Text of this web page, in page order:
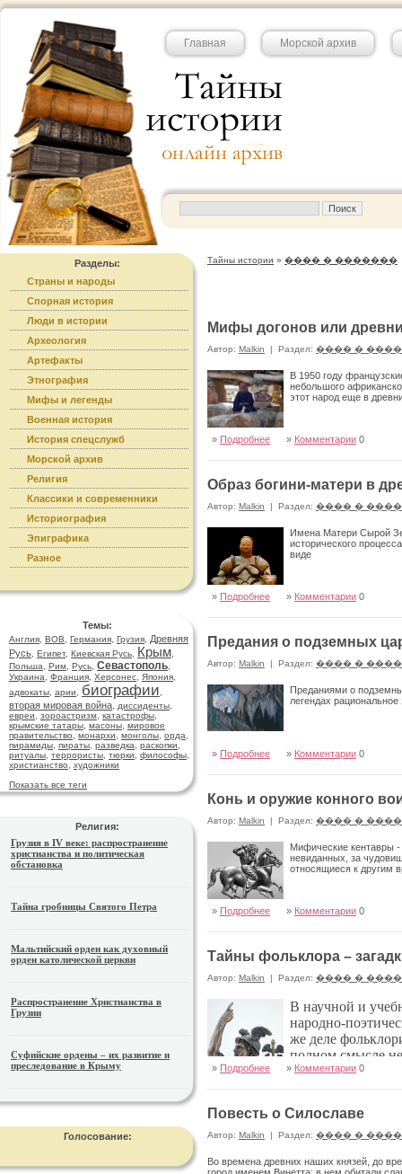
Главная Морской архив
Разделы:
Страны и народы
Спорная история
Люди в истории
Археология
Артефакты
Этнография
Мифы и легенды
Военная история
История спецслужб
Морской архив
Религия
Классики и современники
Историография
Эпиграфика
Разное
Темы:
Англия ВОВ Германия Грузия
Древняя
Русь Египет, Киевская Русь Крым
Польша
Рим Русь Севастополь
Украина
Франция Херсонес Япония
адвокаты арии биографии
вторая мировая война диссиденты
евреи
зороастризм катастрофы
крымские татары масоны мировое
правительство
монархи монголы орда
пирамиды пираты разведка раскопки
ритуалы террористы тюрки философы
христианство
художники
Показать все теги
Религия:
Грузия в IV веке: распространение
христианства и политическая
обстановка
Тайна гробницы Святого Петра
Мальтийский орден как духовный
орден католической церкви
Распространение Христианства в
Грузии
Суфийские ордены – их развитие и
преследование в Крыму
Голосование:
Тайны истории » ���� � �������
Мифы догонов или
Автор: Malkin | Раздел: ���� �
В 1950 году
небольшого
этот народ еще в
» Подробнее » Комментарии 0
Образ богини-матери в
Автор: Malkin | Раздел: ���� �
Имена Матери Сырой
исторического
виде
» Подробнее » Комментарии 0
Предания о подземных
Автор: Malkin | Раздел: ���� �
Преданиями о
легендах
» Подробнее » Комментарии 0
Конь и оружие конного
Автор: Malkin | Раздел: ���� �
Мифические кентавры -
невиданных, за
относящиеся к другим
» Подробнее » Комментарии 0
Тайны фольклора –
Автор: Malkin | Раздел: ���� �
В научной и
народно-
же деле
полном смысле
передачи
» Подробнее » Комментарии 0
Повесть о Силославе
Автор: Malkin | Раздел: ���� �
Во времена древних наших князей, до